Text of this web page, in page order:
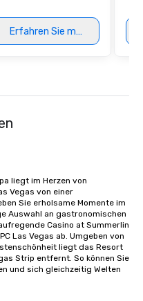
Erfahren Sie mehr
liegt im Herzen von
Vegas von einer
Sie erholsame Momente im
Auswahl an gastronomischen
Casino at Summerlin
Las Vegas ab. Umgeben von
liegt das Resort
Strip entfernt. So können Sie
und sich gleichzeitig Welten